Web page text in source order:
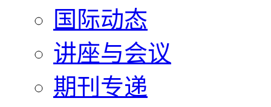
国际动态
讲座与会议
期刊专递